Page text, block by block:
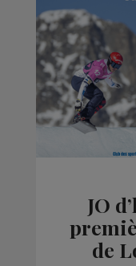
JO
de